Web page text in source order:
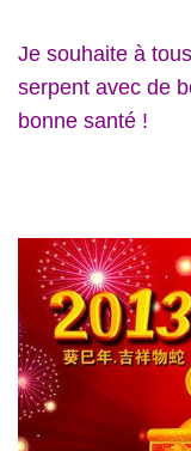
Je souhaite à
serpent avec de
bonne santé !